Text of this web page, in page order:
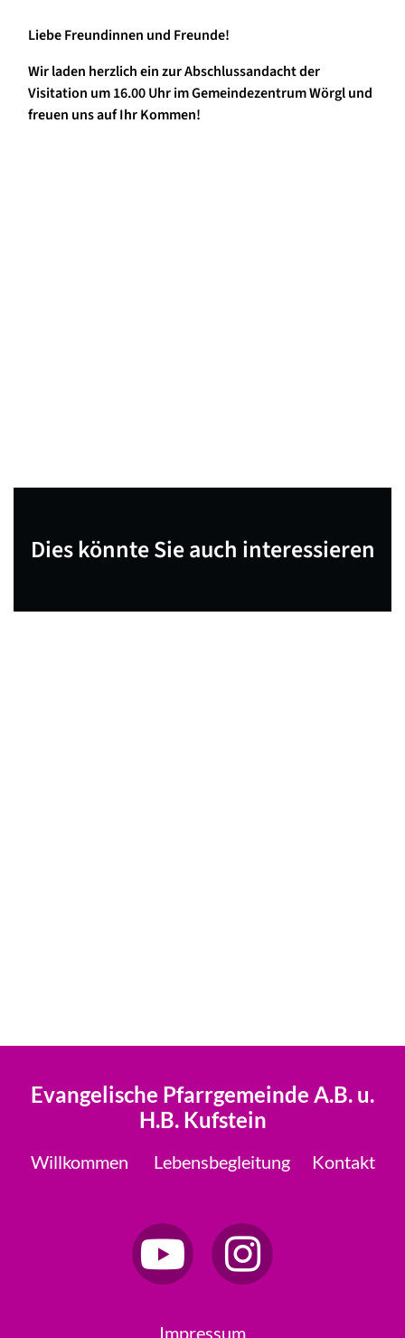
Liebe Freundinnen und Freunde!
Wir laden herzlich ein zur Abschlussandacht der
Visitation um 16.00 Uhr im Gemeindezentrum Wörgl und
freuen uns auf Ihr Kommen!
Dies könnte Sie auch interessieren
Evangelische Pfarrgemeinde A.B. u.
H.B. Kufstein
Willkommen Lebensbegleitung Kontakt
Impressum